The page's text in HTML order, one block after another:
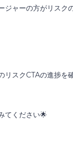
ジャーの方がリスク
リスクCTAの進捗を
てください🌟